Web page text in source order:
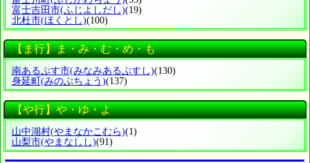
富士吉田市(ふじよしだし)(19)
北杜市(ほくとし)(100)
【ま行】ま・み・む・め・も
南あるぷす市(みなみあるぷすし)(130)
身延町 (みのぶちょう)(137)
【や行】や・ゆ・よ
山中湖村(やまなかこむら)(1)
山梨市(やまなしし)(91)